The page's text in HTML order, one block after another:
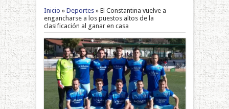
Inicio » Deportes» El Constantina vuelve a
engancharse a los puestos altos de la
clasificación al ganar en casa